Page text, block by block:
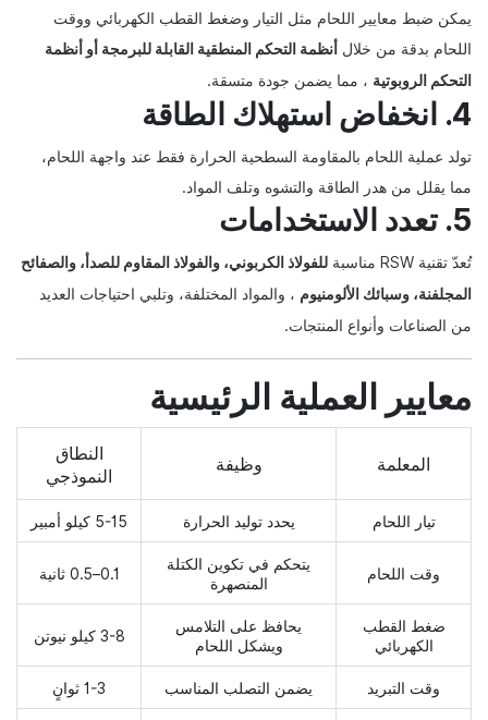
يمكن ضبط معايير اللحام مثل التيار وضغط القطب الكهربائي ووقت
اللحام بدقة من خلال أنظمة التحكم المنطقية القابلة للبرمجة أو أنظمة
التحكم الروبوتية ، مما يضمن جودة متسقة.
4. انخفاض استهلاك الطاقة
تولد عملية اللحام بالمقاومة السطحية الحرارة فقط عند واجهة اللحام،
مما يقلل من هدر الطاقة والتشوه وتلف المواد.
5. تعدد الاستخدامات
تُعدّ تقنية RSW مناسبة
للفولاذ الكربوني، والفولاذ المقاوم للصدأ، والصفائح
المجلفنة، وسبائك الألومنيوم ، والمواد المختلفة، وتلبي احتياجات العديد
من الصناعات وأنواع المنتجات.
معايير العملية الرئيسية
المعلمة وظيفة
النطاق
النموذجي
تيار اللحام يحدد توليد الحرارة 5-15 كيلو أمبير
وقت اللحام
يتحكم في تكوين الكتلة
المنصهرة
0.1–0.5 ثانية
ضغط القطب
الكهربائي
يحافظ على التلامس
ويشكل اللحام
3-8 كيلو نيوتن
وقت التبريد يضمن التصلب المناسب
1-3 ثوانٍ